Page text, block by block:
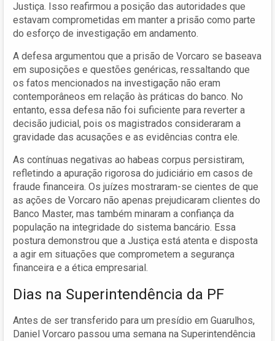
Justiça. Isso reafirmou a posição das autoridades que
estavam comprometidas em manter a prisão como parte
do esforço de investigação em andamento.
A defesa argumentou que a prisão de Vorcaro se baseava
em suposições e questões genéricas, ressaltando que
os fatos mencionados na investigação não eram
contemporâneos em relação às práticas do banco. No
entanto, essa defesa não foi suficiente para reverter a
decisão judicial, pois os magistrados consideraram a
gravidade das acusações e as evidências contra ele.
As contínuas negativas ao habeas corpus persistiram,
refletindo a apuração rigorosa do judiciário em casos de
fraude financeira. Os juízes mostraram-se cientes de que
as ações de Vorcaro não apenas prejudicaram clientes do
Banco Master, mas também minaram a confiança da
população na integridade do sistema bancário. Essa
postura demonstrou que a Justiça está atenta e disposta
a agir em situações que comprometem a segurança
financeira e a ética empresarial.
Dias na Superintendência da PF
Antes de ser transferido para um presídio em Guarulhos,
Daniel Vorcaro passou uma semana na Superintendência